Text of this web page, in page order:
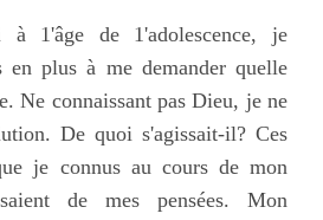
1'âge de 1'adolescence, je
en plus à me demander quelle
Ne connaissant pas Dieu, je ne
De quoi s'agissait-il? Ces
je connus au cours de mon
de mes pensées. Mon